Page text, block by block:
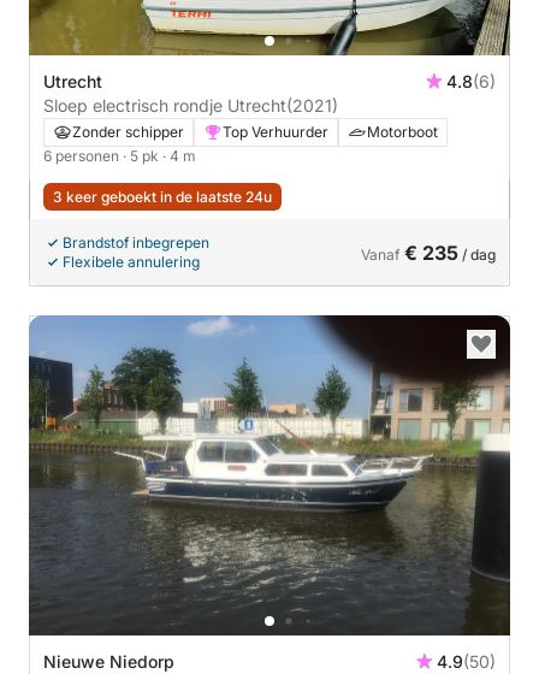
Utrecht 4.8(6)
Sloep electrisch rondje Utrecht(2021)
Zonder schipper Top Verhuurder
Motorboot
6 personen · 5 pk · 4 m
3 keer geboekt in de laatste 24u
Brandstof inbegrepen
Flexibele annulering
Vanaf € 235 / dag
Nieuwe Niedorp 4.9(50)